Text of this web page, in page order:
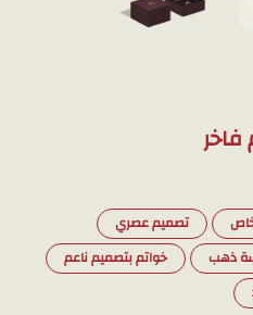
تصميم عصري
ذهب
خواتم بتصميم ناعم